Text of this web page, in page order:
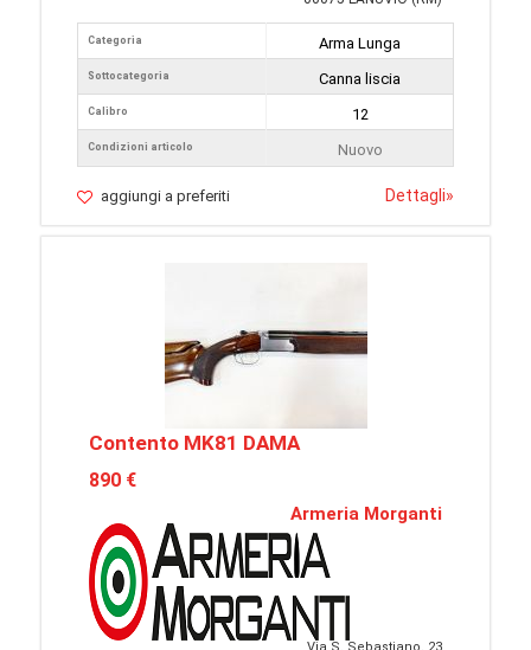
Categoria
Sottocategoria
Calibro
Condizioni articolo
Arma Lunga
Canna liscia
12
Nuovo
aggiungi a preferiti Dettagli»
Contento MK81 DAMA
890 €
Armeria Morganti